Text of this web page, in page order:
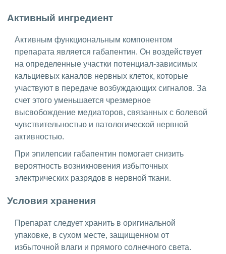
Активный ингредиент
Активным функциональным компонентом
препарата является габапентин. Он воздействует
на определенные участки потенциал-зависимых
кальциевых каналов нервных клеток, которые
участвуют в передаче возбуждающих сигналов. За
счет этого уменьшается чрезмерное
высвобождение медиаторов, связанных с болевой
чувствительностью и патологической нервной
активностью.
При эпилепсии габапентин помогает снизить
вероятность возникновения избыточных
электрических разрядов в нервной ткани.
Условия хранения
Препарат следует хранить в оригинальной
упаковке, в сухом месте, защищенном от
избыточной влаги и прямого солнечного света.